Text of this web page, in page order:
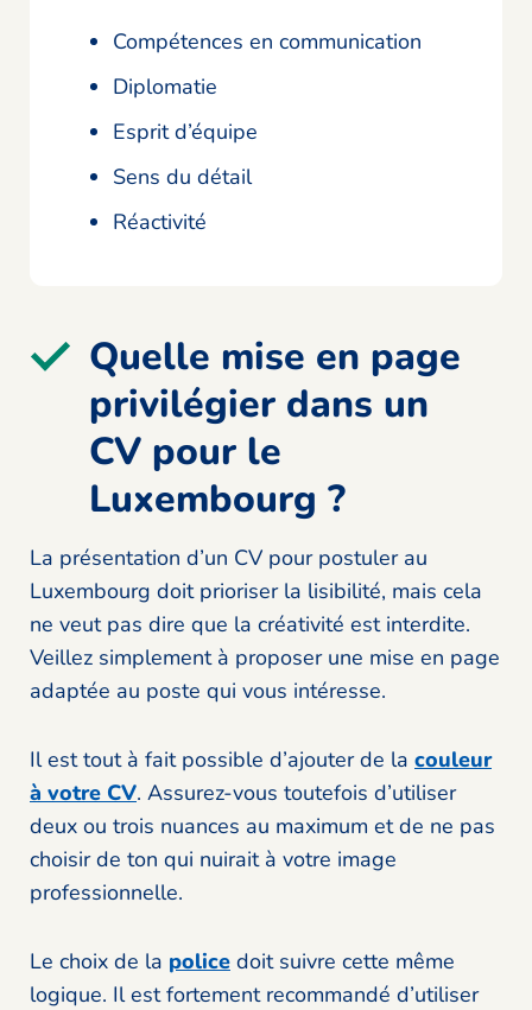
Compétences en communication
Diplomatie
Esprit d’équipe
Sens du détail
Réactivité
Quelle mise en page
privilégier dans un
CV pour le
Luxembourg ?
La présentation d’un CV pour postuler au
Luxembourg doit prioriser la lisibilité, mais cela
ne veut pas dire que la créativité est interdite.
Veillez simplement à proposer une mise en page
adaptée au poste qui vous intéresse.
Il est tout à fait possible d’ajouter de la couleur
à votre CV. Assurez-vous toutefois d’utiliser
deux ou trois nuances au maximum et de ne pas
choisir de ton qui nuirait à votre image
professionnelle.
Le choix de la police doit suivre cette même
logique. Il est fortement recommandé d’utiliser